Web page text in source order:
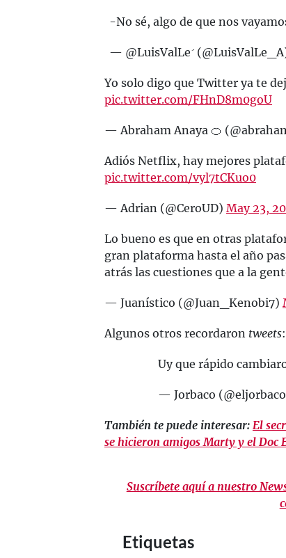
-No sé, algo de que nos
— @LuisValLe
Yo solo digo que Twitter ya te
pic.twitter.com/FHnD8m0goU
— Abraham Anaya 🍊
Adiós Netflix, hay mejores
pic.twitter.com/vyl7tCKuo0
— Adrian (@CeroUD) May 23,
Lo bueno es que en otras
gran plataforma hasta el año
atrás las cuestiones que a la
— Juanístico (@Juan_Kenobi7)
Algunos otros recordaron tweets
Uy que rápido
— Jorbaco
También te puede interesar: El
se hicieron amigos Marty y el Doc
Suscríbete aquí a nuestro
Etiquetas